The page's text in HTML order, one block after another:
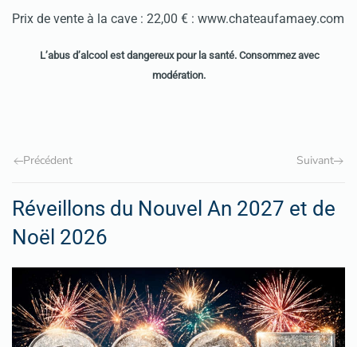
Prix de vente à la cave : 22,00 € : www.chateaufamaey.com
L’abus d’alcool est dangereux pour la santé. Consommez avec
modération.
Précédent Suivant
Réveillons du Nouvel An 2027 et de
Noël 2026